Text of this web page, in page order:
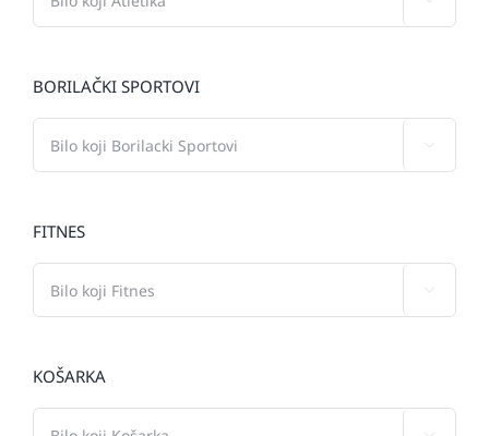
BORILAČKI SPORTOVI
FITNES
KOŠARKA